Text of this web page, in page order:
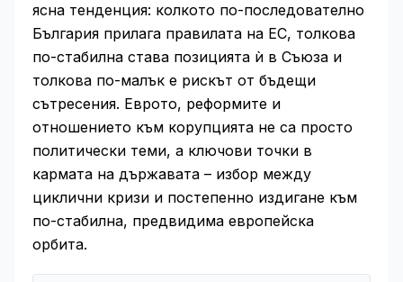
ясна тенденция: колкото по-последователно
България прилага правилата на ЕС, толкова
по-стабилна става позицията ѝ в Съюза и
толкова по-малък е рискът от бъдещи
сътресения. Еврото, реформите и
отношението към корупцията не са просто
политически теми, а ключови точки в
кармата на държавата – избор между
циклични кризи и постепенно издигане към
по-стабилна, предвидима европейска
орбита.